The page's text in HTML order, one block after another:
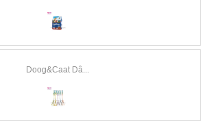
Doog&Caat Dâ...